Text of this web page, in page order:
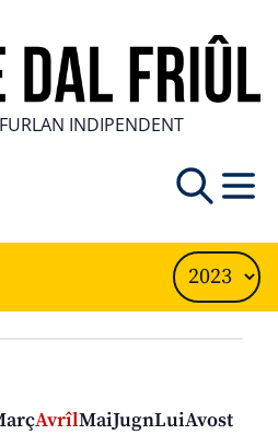
INDIPENDENT
AvrîlMaiJugnLuiAvost